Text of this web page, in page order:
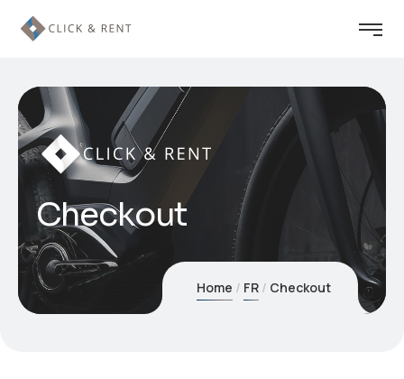
Checkout
Home FR Checkout